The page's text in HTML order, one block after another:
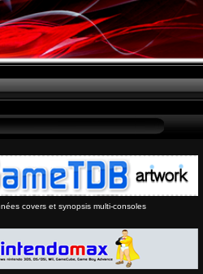
covers et synopsis multi-consoles